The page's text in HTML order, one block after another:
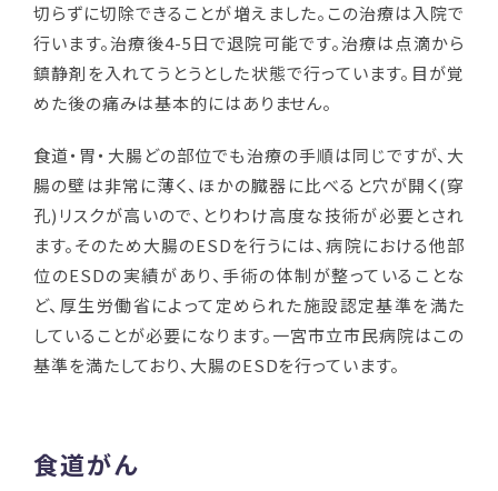
切らずに切除できることが増えました。この治療は入院で
行います。治療後4-5日で退院可能です。治療は点滴から
鎮静剤を入れてうとうとした状態で行っています。目が覚
めた後の痛みは基本的にはありません。
食道・胃・大腸どの部位でも治療の手順は同じですが、大
腸の壁は非常に薄く、ほかの臓器に比べると穴が開く(穿
孔) リスクが高いので、とりわけ高度な技術が必要とされ
ます。そのため大腸のESDを行うには、病院における他部
位のESDの実績があり、手術の体制が整っていることな
ど、厚生労働省によって定められた施設認定基準を満た
していることが必要になります。一宮市立市民病院はこの
基準を満たしており、大腸のESDを行っています。
食道がん